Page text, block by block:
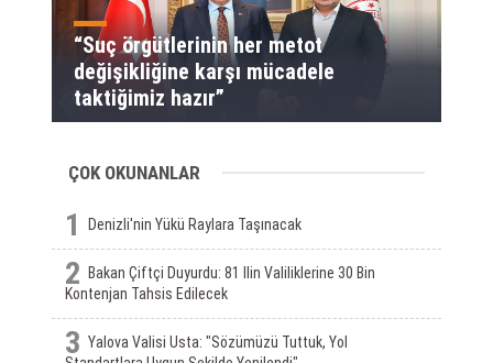
“Suç örgütlerinin her metot
değişikliğine karşı mücadele
taktiğimiz hazır”
ÇOK OKUNANLAR
1 Denizli'nin Yükü Raylara Taşınacak
2
Bakan Çiftçi Duyurdu: 81 Ilin Valiliklerine 30 Bin
Kontenjan Tahsis Edilecek
3 Yalova Valisi Usta: "Sözümüzü Tuttuk, Yol